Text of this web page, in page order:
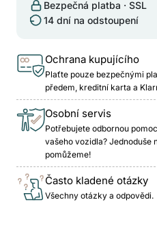
Bezpečná platba · SSL
14 dní na odstoupení
Ochrana kupujícího
Plaťte pouze bezpečnými
předem, kreditní karta a
Osobní servis
Potřebujete odbornou
vašeho vozidla? Jednoduše
pomůžeme!
Často kladené otázky
Všechny otázky a odpovědi.